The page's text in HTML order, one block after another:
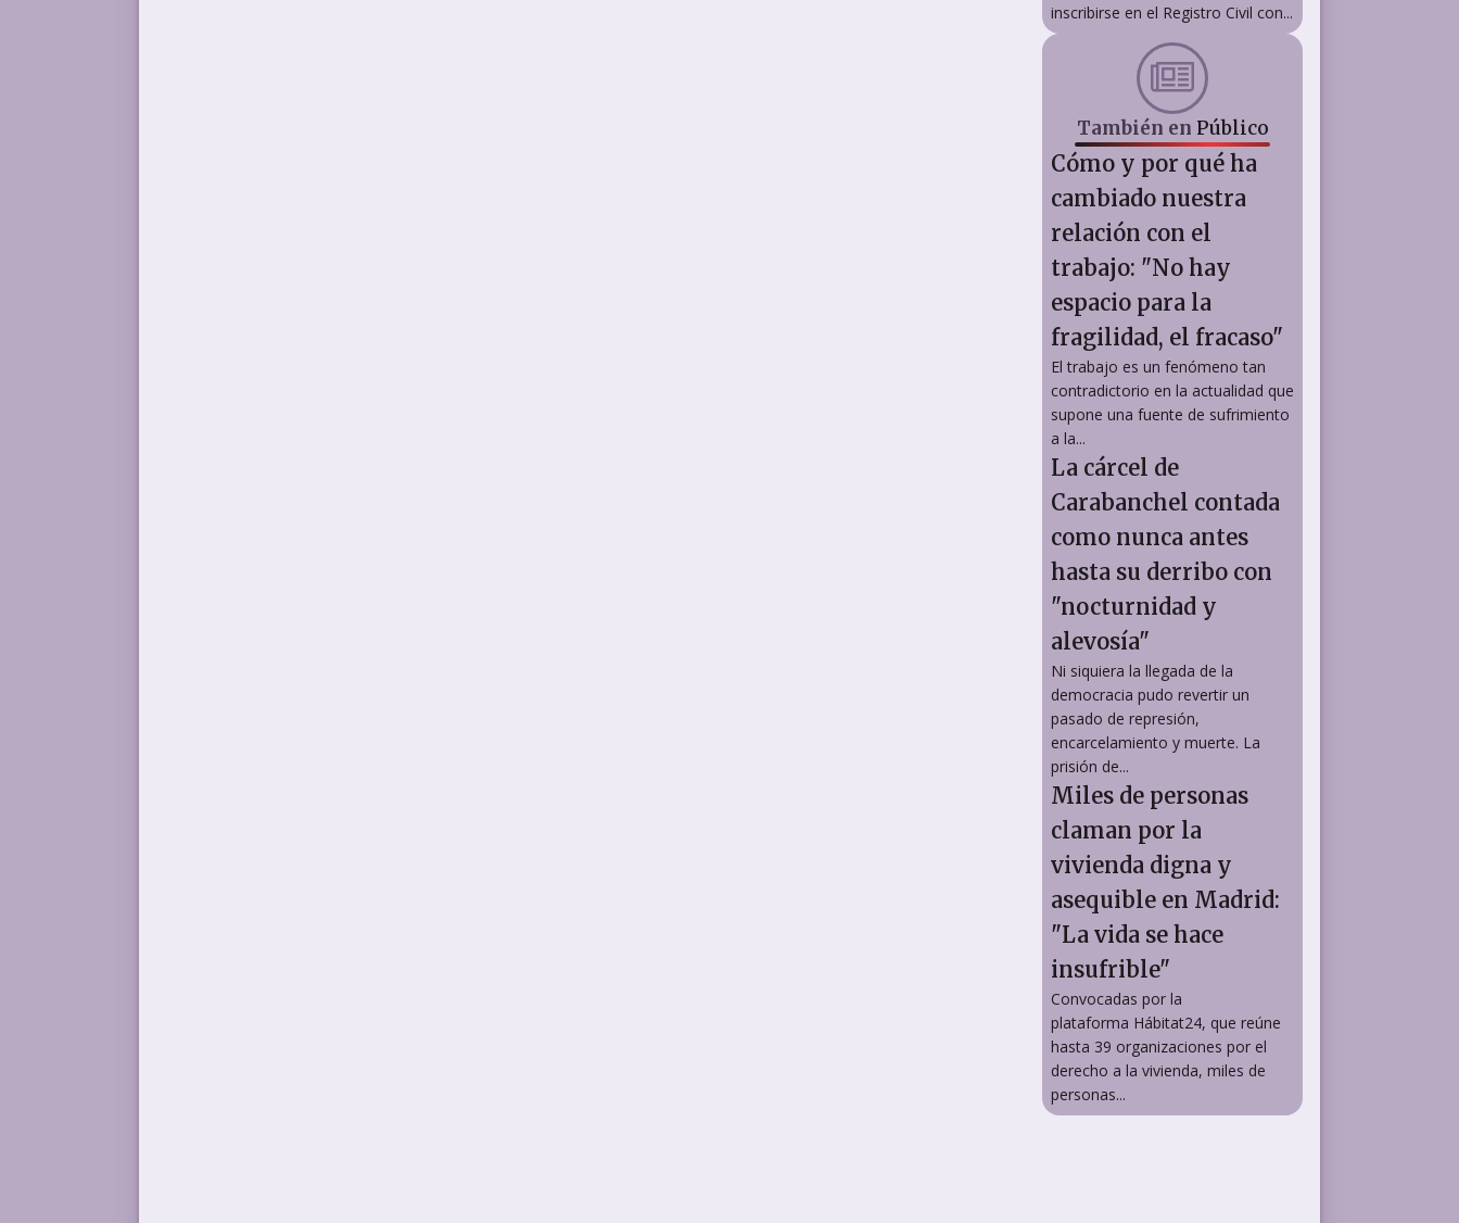
inscribirse en el Registro Civil con...
También en Público
Cómo y por qué ha
cambiado nuestra
relación con el
trabajo: "No hay
espacio para la
fragilidad, el fracaso"
El trabajo es un fenómeno tan
contradictorio en la actualidad que
supone una fuente de sufrimiento
a la...
La cárcel de
Carabanchel contada
como nunca antes
hasta su derribo con
"nocturnidad y
alevosía"
Ni siquiera la llegada de la
democracia pudo revertir un
pasado de represión,
encarcelamiento y muerte. La
prisión de...
Miles de personas
claman por la
vivienda digna y
asequible en Madrid:
"La vida se hace
insufrible"
Convocadas por la
plataforma Hábitat24, que reúne
hasta 39 organizaciones por el
derecho a la vivienda, miles de
personas...